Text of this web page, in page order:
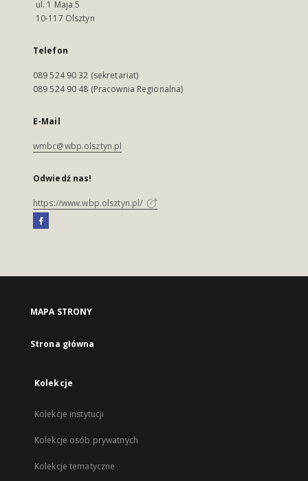
ul. 1 Maja 5
10-117 Olsztyn
Telefon
089 524 90 32 (sekretariat)
089 524 90 48 (Pracownia Regionalna)
E-Mail
wmbc@wbp.olsztyn.pl
Odwiedź nas!
https://www.wbp.olsztyn.pl/
MAPA STRONY
Strona główna
Kolekcje
Kolekcje instytucji
Kolekcje osób prywatnych
Kolekcje tematyczne